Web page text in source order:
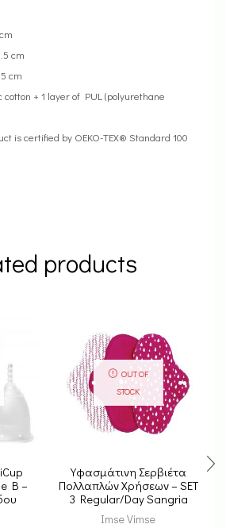
cm
cm
cotton + 1 layer of PUL (polyurethane
is certified by OEKO-TEX® Standard 100
products
B –
OUT OF
STOCK
Υφασμάτινη Σερβιέτα
Πολλαπλών Χρήσεων – SET
3 Regular/Day Sangria
Imse Vimse